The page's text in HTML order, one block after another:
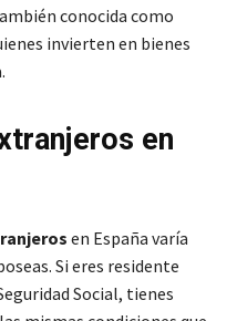
conocida como
invierten en bienes
en
en España varía
Si eres residente
Social, tienes